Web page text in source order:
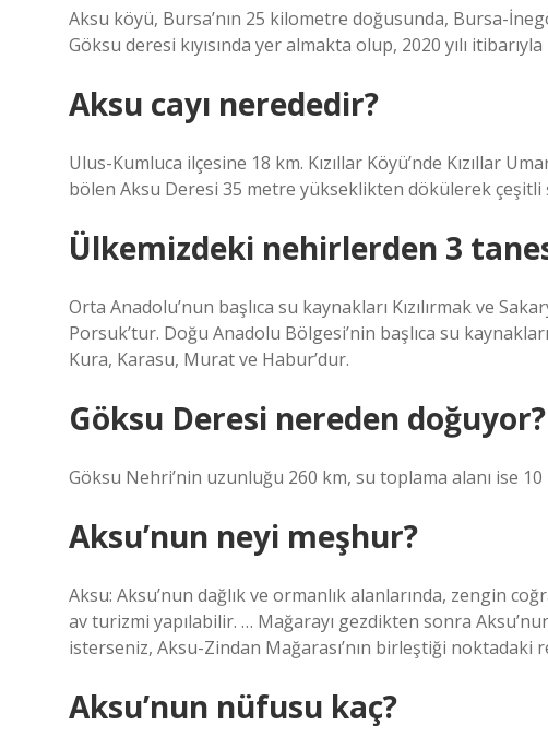
Aksu köyü, Bursa’nın 25 kilometre doğusunda, Bursa-
Göksu deresi kıyısında yer almakta olup, 2020 yılı
Aksu cayı nerededir?
Ulus-Kumluca ilçesine 18 km. Kızıllar Köyü’nde Kızıllar
bölen Aksu Deresi 35 metre yükseklikten dökülerek çeşitli
Ülkemizdeki nehirlerden 3
Orta Anadolu’nun başlıca su kaynakları Kızılırmak ve
Porsuk’tur. Doğu Anadolu Bölgesi’nin başlıca su
Kura, Karasu, Murat ve Habur’dur.
Göksu Deresi nereden doğuyor?
Göksu Nehri’nin uzunluğu 260 km, su toplama alanı ise 10
Aksu’nun neyi meşhur?
Aksu: Aksu’nun dağlık ve ormanlık alanlarında, zengin
av turizmi yapılabilir. … Mağarayı gezdikten sonra
isterseniz, Aksu-Zindan Mağarası’nın birleştiği
Aksu’nun nüfusu kaç?